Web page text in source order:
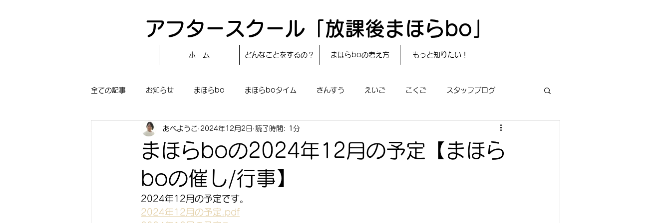
アフタースクール「放課後まほらbo」
ホーム どんなことをするの？ まほらboの考え方 もっと知りたい！
全ての記事 お知らせ まほらbo まほらboタイム さんすう えいご こくご スタッフブログ
〝自分で作る〟もぐもぐタイム レシピ 24節気
まほらboの学習／仕事 まほらboのあそび まほらboの催し／行事
冒険まほらbo
まほらboの2024年12月の予定【まほら
boの催し/行事】
あべようこ 2024年12月2日 読了時間: 1分
2024年12月の予定です。
2024年12月の予定.pdf